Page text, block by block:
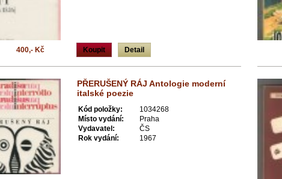
Koupit Detail
400,- Kč
PŘERUŠENÝ RÁJ Antologie moderní
italské poezie
Kód položky:
1034268
Místo vydání:
Praha
Vydavatel:
ČS
Rok vydání:
1967